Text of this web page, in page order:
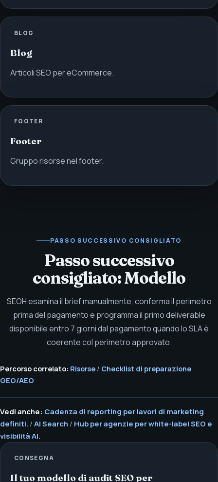
BLOG
Blog
Articoli SEO per eCommerce.
FOOTER
Footer
Gruppo risorse nel footer.
PASSO SUCCESSIVO CONSIGLIATO
Passo successivo
consigliato: Modello
SEOH esamina il brief manualmente, conferma il perimetro
prima del pagamento e programma il primo deliverable
disponibile entro 7 giorni dal pagamento quando lo SLA è
coerente col perimetro approvato.
Percorso correlato: Risorse / Checklist di preparazione
GEO/AEO
Vedi anche: Cadenza di reporting per lavori di marketing
definiti. / AI Search / Hub per agenzie per white-label SEO e
visibilità AI.
CONSEGNA
Il tuo modello di audit SEO per